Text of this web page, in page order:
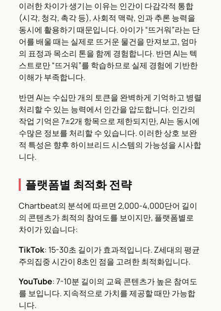
이러한 차이가 생기는 이유는 인간이 다감각적 통합
(시각, 청각, 촉각 등), 사회적 맥락, 인과 추론 능력을
동시에 활용하기 때문입니다. 아이가 “뜨거워”라는 단
어를 배울 때는 실제로 뜨거운 물건을 만져보고, 엄마
의 표정과 목소리 톤을 함께 경험합니다. 반면 AI는 텍
스트로만 “뜨거워”를 학습하므로 실제 경험에 기반한
이해가 부족합니다.
반면 AI는 수십만 개의 토큰을 완벽하게 기억하고 병렬
처리할 수 있는 능력에서 인간을 압도합니다. 인간의
작업 기억은 7±2개 항목으로 제한되지만, AI는 동시에
수많은 정보를 처리할 수 있습니다. 이러한 상호 보완
적 특성은 향후 하이브리드 시스템의 가능성을 시사합
니다.
플랫폼별 최적화 전략
Chartbeat의 분석에 따르면 2,000-4,000단어 길이
의 콘텐츠가 최적의 참여도를 보이지만, 플랫폼별로
차이가 있습니다:
TikTok: 15-30초 길이가 효과적입니다. Z세대의 평균
주의집중 시간이 8초인 점을 고려한 최적화입니다.
YouTube: 7-10분 길이의 교육 콘텐츠가 높은 참여도
를 보입니다. 지속적으로 가치를 제공할 때만 가능합
니다.